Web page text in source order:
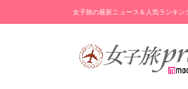
女子旅の最新ニュース＆人気ランキン